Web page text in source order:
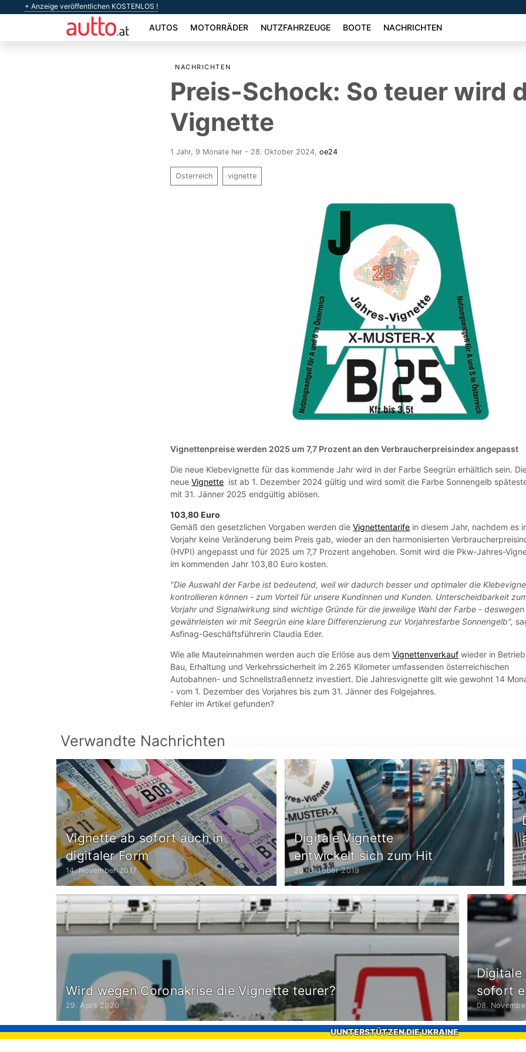
+ Anzeige veröffentlichen KOSTENLOS !
AUTOS MOTORRÄDER NUTZFAHRZEUGE BOOTE NACHRICHTEN
NACHRICHTEN
Preis-Schock: So teuer wird
Vignette
1 Jahr, 9 Monate her - 28. Oktober 2024 ,oe24
Osterreich vignette
Vignettenpreise werden 2025 um 7,7 Prozent an den Verbraucherpreisindex angepasst
Die neue Klebevignette für das kommende Jahr wird in der Farbe Seegrün erhältlich sein.
neueVignette ist ab 1. Dezember 2024 gültig und wird somit die Farbe Sonnengelb
mit 31. Jänner 2025 endgültig ablösen.
103,80 Euro
Gemäß den gesetzlichen Vorgaben werden dieVignettentarife in diesem Jahr, nachdem es
Vorjahr keine Veränderung beim Preis gab, wieder an den harmonisierten
(HVPI) angepasst und für 2025 um 7,7 Prozent angehoben. Somit wird die Pkw-Jahres-
im kommenden Jahr 103,80 Euro kosten.
"Die Auswahl der Farbe ist bedeutend, weil wir dadurch besser und optimaler die
kontrollieren können - zum Vorteil für unsere Kundinnen und Kunden. Unterscheidbarkeit
Vorjahr und Signalwirkung sind wichtige Gründe für die jeweilige Wahl der Farbe - deswegen
gewährleisten wir mit Seegrün eine klare Differenzierung zur Vorjahresfarbe Sonnengelb",
Asfinag-Geschäftsführerin Claudia Eder.
Wie alle Mauteinnahmen werden auch die Erlöse aus demVignettenverkauf wieder in
Bau, Erhaltung und Verkehrssicherheit im 2.265 Kilometer umfassenden österreichischen
Autobahnen- und Schnellstraßennetz investiert. Die Jahresvignette gilt wie gewohnt 14
- vom 1. Dezember des Vorjahres bis zum 31. Jänner des Folgejahres.
Fehler im Artikel gefunden?
Verwandte Nachrichten
Vignette ab sofort auch in
digitaler Form
14. November 2017
Digitale Vignette
entwickelt sich zum Hit
20. Oktober 2019
Wird wegen Coronakrise die Vignette teurer?
29. April 2020
Digitale
sofort
08.
UUNTERSTÜTZEN DIE UKRAINE